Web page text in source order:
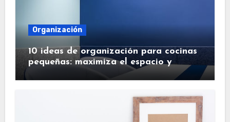
Organización
10 ideas de organización para cocinas
pequeñas: maximiza el espacio y
simplifica tu vida